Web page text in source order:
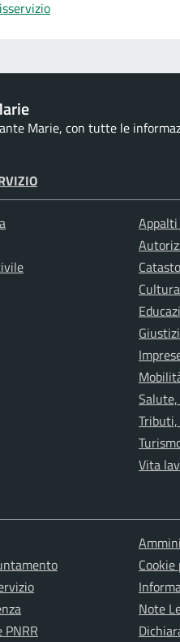
Marie, con tutte le
Vita
Note